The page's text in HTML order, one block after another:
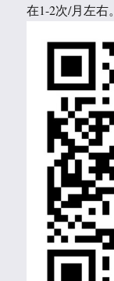
在1-2次/月左右。